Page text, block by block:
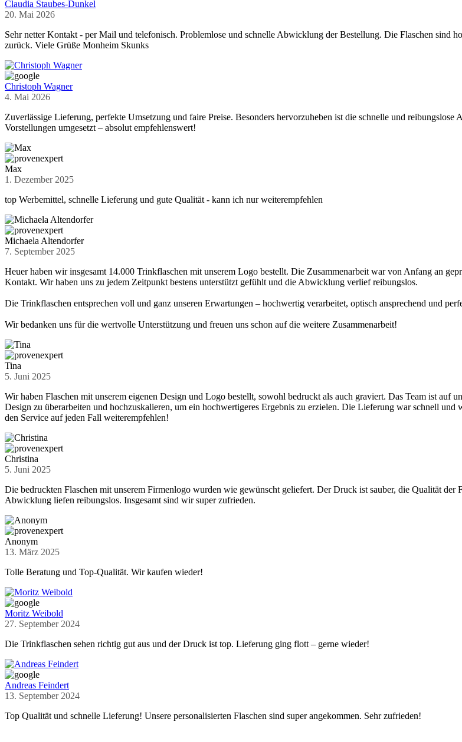
Claudia Staubes-Dunkel
20. Mai 2026
Sehr netter Kontakt - per Mail und telefonisch. Problemlose und schnelle Abwicklung der Bestellung. Die Flaschen sind
zurück. Viele Grüße Monheim Skunks
Christoph Wagner
4. Mai 2026
Zuverlässige Lieferung, perfekte Umsetzung und faire Preise. Besonders hervorzuheben ist die schnelle und
Vorstellungen umgesetzt – absolut empfehlenswert!
Max
1. Dezember 2025
top Werbemittel, schnelle Lieferung und gute Qualität - kann ich nur weiterempfehlen
Michaela Altendorfer
7. September 2025
Heuer haben wir insgesamt 14.000 Trinkflaschen mit unserem Logo bestellt. Die Zusammenarbeit war von Anfang an
Kontakt. Wir haben uns zu jedem Zeitpunkt bestens unterstützt gefühlt und die Abwicklung verlief reibungslos.
Die Trinkflaschen entsprechen voll und ganz unseren Erwartungen – hochwertig verarbeitet, optisch ansprechend und
Wir bedanken uns für die wertvolle Unterstützung und freuen uns schon auf die weitere Zusammenarbeit!
Tina
5. Juni 2025
Wir haben Flaschen mit unserem eigenen Design und Logo bestellt, sowohl bedruckt als auch graviert. Das Team ist auf
Design zu überarbeiten und hochzuskalieren, um ein hochwertigeres Ergebnis zu erzielen. Die Lieferung war schnell
den Service auf jeden Fall weiterempfehlen!
Christina
5. Juni 2025
Die bedruckten Flaschen mit unserem Firmenlogo wurden wie gewünscht geliefert. Der Druck ist sauber, die Qualität
Abwicklung liefen reibungslos. Insgesamt sind wir super zufrieden.
Anonym
13. März 2025
Tolle Beratung und Top-Qualität. Wir kaufen wieder!
Moritz Weibold
27. September 2024
Die Trinkflaschen sehen richtig gut aus und der Druck ist top. Lieferung ging flott – gerne wieder!
Andreas Feindert
13. September 2024
Top Qualität und schnelle Lieferung! Unsere personalisierten Flaschen sind super angekommen. Sehr zufrieden!